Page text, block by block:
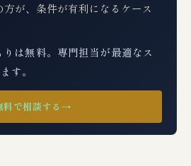
方が、条件が有利になるケース
は無料。専門担当が最適なス
す。
料で相談する →